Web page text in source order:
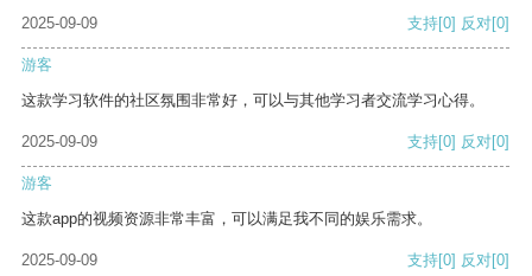
2025-09-09
支持[0] 反对[0]
游客
这款学习软件的社区氛围非常好，可以与其他学习者交流学习心得。
2025-09-09 支持[0] 反对[0]
游客
这款app的视频资源非常丰富，可以满足我不同的娱乐需求。
2025-09-09 支持[0] 反对[0]